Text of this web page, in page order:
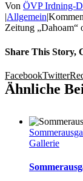
Von ÖVP Irdning-
|Allgemein|
Zeitung „Dahoam“
Share This Story,
FacebookTwitter
Ähnliche
Gallerie